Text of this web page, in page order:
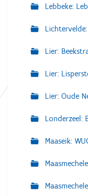
Lebbeke:
Lier:
Lier:
Lier: Oude
Londerzeel:
Maaseik: